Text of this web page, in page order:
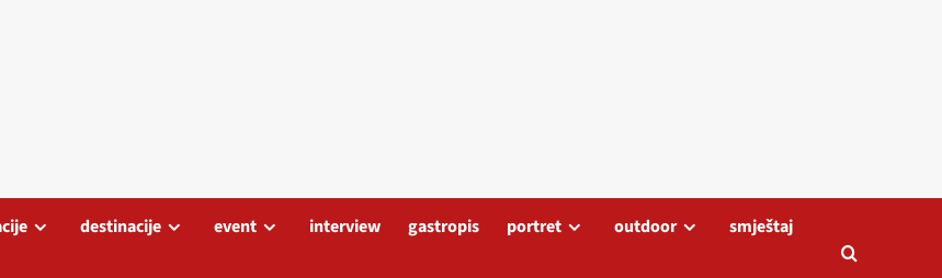
destinacije event interview gastropis portret outdoor smještaj